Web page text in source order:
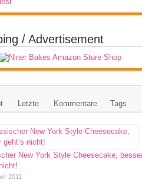
/ Advertisement
Letzte Kommentare Tags
New York Style Cheesecake,
2011